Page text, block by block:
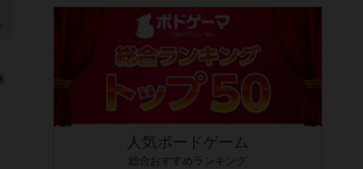
人気ボードゲーム
総合おすすめランキング